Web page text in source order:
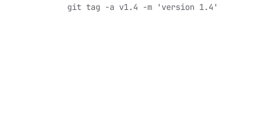
git tag -a v1.4 -m 'version 1.4'